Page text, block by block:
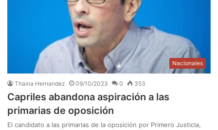
Nacionales
Thaina Hernandez 09/10/2023 0 353
Capriles abandona aspiración a las
primarias de oposición
El candidato a las primarias de la oposición por Primero Justicia,